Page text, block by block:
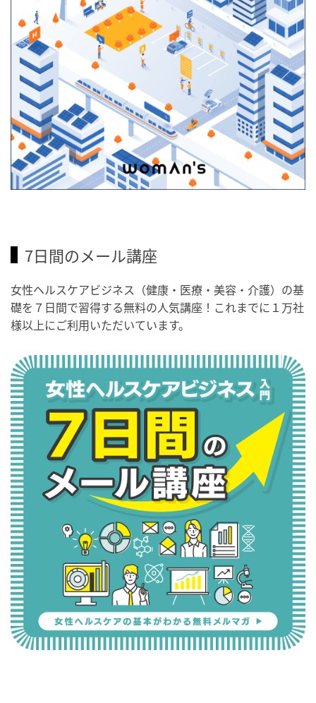
7日間のメール講座
女性ヘルスケアビジネス（健康・医療・美容・介護）の基
礎を７日間で習得する無料の人気講座！これまでに１万社
様以上にご利用いただいています。